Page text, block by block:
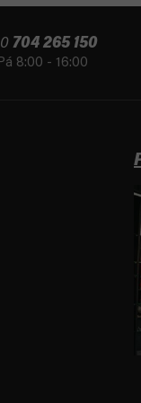
704 265 150
8:00 - 16:00